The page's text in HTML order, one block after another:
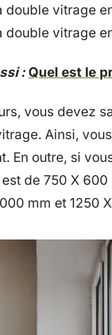
double vitrage
double vitrage
: Quel est le
vous devez
Ainsi,
En outre, si
de 750 X
mm et 1250